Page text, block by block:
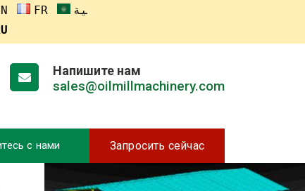
FRANÇAISالعربية
Напишите нам
sales@oilmillmachinery.com
с нами Запросить сейчас